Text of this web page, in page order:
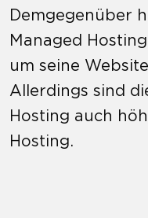
Demgegenüber
Managed
um seine
Allerdings sind
Hosting auch
Hosting.